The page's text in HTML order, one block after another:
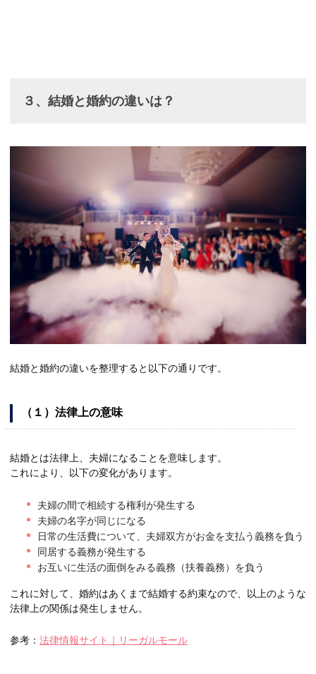
３、結婚と婚約の違いは？
結婚と婚約の違いを整理すると以下の通りです。
（１）法律上の意味
結婚とは法律上、夫婦になることを意味します。
これにより、以下の変化があります。
夫婦の間で相続する権利が発生する
夫婦の名字が同じになる
日常の生活費について、夫婦双方がお金を支払う義務を負う
同居する義務が発生する
お互いに生活の面倒をみる義務（扶養義務）を負う
これに対して、婚約はあくまで結婚する約束なので、以上のような
法律上の関係は発生しません。
参考： 法律情報サイト｜リーガルモール